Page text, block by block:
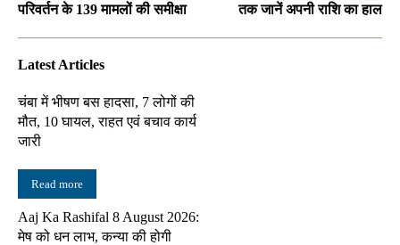
परिवर्तन के 139 मामलों की समीक्षा
तक जानें अपनी राशि का हाल
Latest Articles
चंबा में भीषण बस हादसा, 7 लोगों की
मौत, 10 घायल, राहत एवं बचाव कार्य
जारी
Read more
Aaj Ka Rashifal 8 August 2026:
मेष को धन लाभ, कन्या की होगी